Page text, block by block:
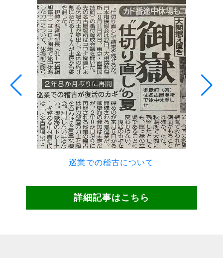
巡業での稽古について
詳細記事はこちら